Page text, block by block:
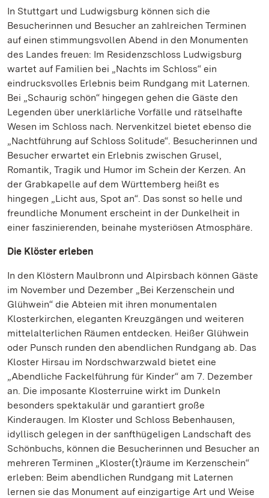
In Stuttgart und Ludwigsburg können sich die
Besucherinnen und Besucher an zahlreichen Terminen
auf einen stimmungsvollen Abend in den Monumenten
des Landes freuen: Im Residenzschloss Ludwigsburg
wartet auf Familien bei „Nachts im Schloss“ ein
eindrucksvolles Erlebnis beim Rundgang mit Laternen.
Bei „Schaurig schön“ hingegen gehen die Gäste den
Legenden über unerklärliche Vorfälle und rätselhafte
Wesen im Schloss nach. Nervenkitzel bietet ebenso die
„Nachtführung auf Schloss Solitude“. Besucherinnen und
Besucher erwartet ein Erlebnis zwischen Grusel,
Romantik, Tragik und Humor im Schein der Kerzen. An
der Grabkapelle auf dem Württemberg heißt es
hingegen „Licht aus, Spot an“. Das sonst so helle und
freundliche Monument erscheint in der Dunkelheit in
einer faszinierenden, beinahe mysteriösen Atmosphäre.
Die Klöster erleben
In den Klöstern Maulbronn und Alpirsbach können Gäste
im November und Dezember „Bei Kerzenschein und
Glühwein“ die Abteien mit ihren monumentalen
Klosterkirchen, eleganten Kreuzgängen und weiteren
mittelalterlichen Räumen entdecken. Heißer Glühwein
oder Punsch runden den abendlichen Rundgang ab. Das
Kloster Hirsau im Nordschwarzwald bietet eine
„Abendliche Fackelführung für Kinder“ am 7. Dezember
an. Die imposante Klosterruine wirkt im Dunkeln
besonders spektakulär und garantiert große
Kinderaugen. Im Kloster und Schloss Bebenhausen,
idyllisch gelegen in der sanfthügeligen Landschaft des
Schönbuchs, können die Besucherinnen und Besucher an
mehreren Terminen „Kloster(t)räume im Kerzenschein“
erleben: Beim abendlichen Rundgang mit Laternen
lernen sie das Monument auf einzigartige Art und Weise